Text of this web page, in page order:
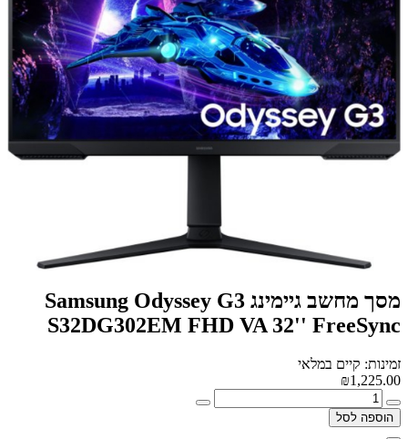
מסך מחשב גיימינג Samsung Odyssey G3
S32DG302EM FHD VA 32'' FreeSync
זמינות: קיים במלאי
₪1,225.00
הוספה לסל